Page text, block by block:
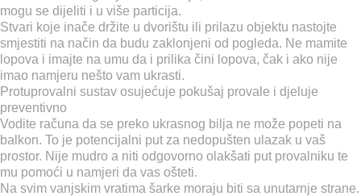
mogu se dijeliti i u više particija.
Stvari koje inače držite u dvorištu ili prilazu objektu nastojte
smjestiti na način da budu zaklonjeni od pogleda. Ne mamite
lopova i imajte na umu da i prilika čini lopova, čak i ako nije
imao namjeru nešto vam ukrasti.
Protuprovalni sustav osujećuje pokušaj provale i djeluje
preventivno
Vodite računa da se preko ukrasnog bilja ne može popeti na
balkon. To je potencijalni put za nedopušten ulazak u vaš
prostor. Nije mudro a niti odgovorno olakšati put provalniku te
mu pomoći u namjeri da vas ošteti.
Na svim vanjskim vratima šarke moraju biti sa unutarnje strane.